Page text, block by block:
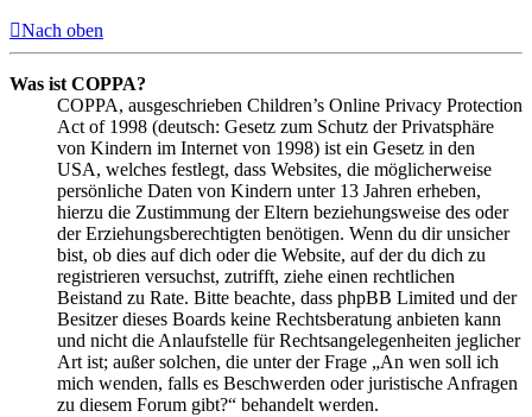
Nach oben
Was ist COPPA?
COPPA, ausgeschrieben Children’s Online Privacy Protection
Act of 1998 (deutsch: Gesetz zum Schutz der Privatsphäre
von Kindern im Internet von 1998) ist ein Gesetz in den
USA, welches festlegt, dass Websites, die möglicherweise
persönliche Daten von Kindern unter 13 Jahren erheben,
hierzu die Zustimmung der Eltern beziehungsweise des oder
der Erziehungsberechtigten benötigen. Wenn du dir unsicher
bist, ob dies auf dich oder die Website, auf der du dich zu
registrieren versuchst, zutrifft, ziehe einen rechtlichen
Beistand zu Rate. Bitte beachte, dass phpBB Limited und der
Besitzer dieses Boards keine Rechtsberatung anbieten kann
und nicht die Anlaufstelle für Rechtsangelegenheiten jeglicher
Art ist; außer solchen, die unter der Frage „An wen soll ich
mich wenden, falls es Beschwerden oder juristische Anfragen
zu diesem Forum gibt?“ behandelt werden.